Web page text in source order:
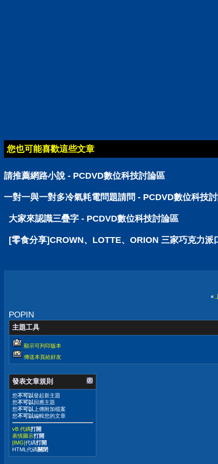
您也可能喜歡這些文章
請推薦網路小說 - PCDVD數位科技討論區
一對一與一對多冷氣耗電問題請問 - PCDVD數位科技
大家來認識三疊字 - PCDVD數位科技討論區
[零食分享]CROWN、LOTTE、ORION 三家巧克力
«
POPIN
主題工具
顯示可列印版本
傳送本頁給好友
發表文章規則
您不可以發起新主題
您不可以回應主題
您不可以 上傳附加檔案
您不可以編輯您的文章
vB 代碼打開
表情圖示打開
[IMG]代碼打開
HTML代碼關閉